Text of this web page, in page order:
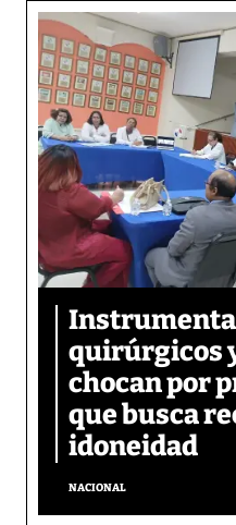
quirúrgicos
chocan por
que busca
idoneidad
NACIONAL